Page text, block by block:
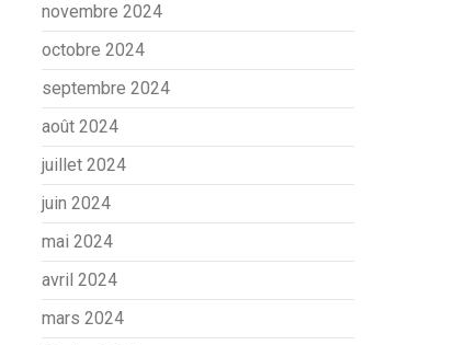
novembre 2024
octobre 2024
septembre 2024
août 2024
juillet 2024
juin 2024
mai 2024
avril 2024
mars 2024